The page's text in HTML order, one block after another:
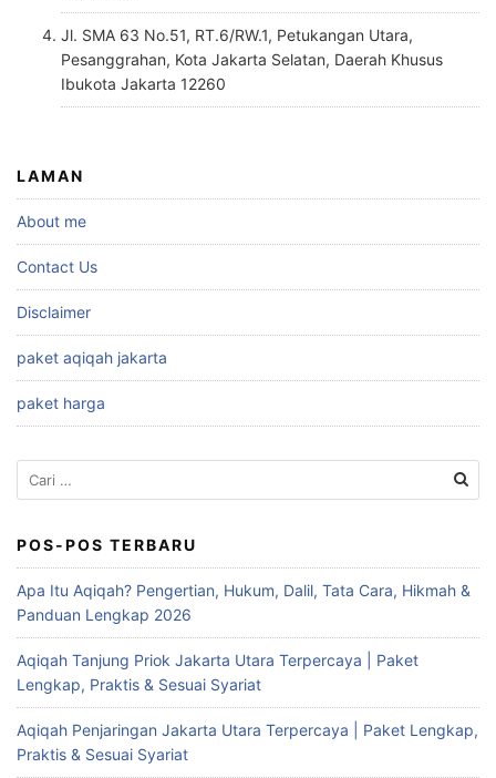
Jl. SMA 63 No.51, RT.6/RW.1, Petukangan Utara,
Pesanggrahan, Kota Jakarta Selatan, Daerah Khusus
Ibukota Jakarta 12260
LAMAN
About me
Contact Us
Disclaimer
paket aqiqah jakarta
paket harga
Cari
untuk:
POS-POS TERBARU
Apa Itu Aqiqah? Pengertian, Hukum, Dalil, Tata Cara, Hikmah &
Panduan Lengkap 2026
Aqiqah Tanjung Priok Jakarta Utara Terpercaya | Paket
Lengkap, Praktis & Sesuai Syariat
Aqiqah Penjaringan Jakarta Utara Terpercaya | Paket Lengkap,
Praktis & Sesuai Syariat